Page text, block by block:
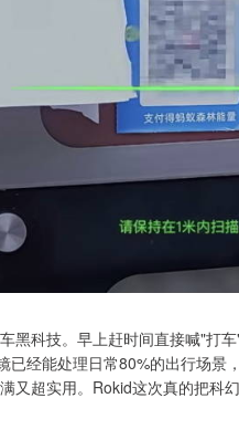
科技。早上赶时间直接喊"打
已经能处理日常80%的出行场
又超实用。Rokid这次真的把科